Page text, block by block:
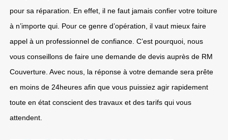
pour sa réparation. En effet, il ne faut jamais confier votre toiture
à n’importe qui. Pour ce genre d’opération, il vaut mieux faire
appel à un professionnel de confiance. C’est pourquoi, nous
vous conseillons de faire une demande de devis auprès de RM
Couverture. Avec nous, la réponse à votre demande sera prête
en moins de 24heures afin que vous puissiez agir rapidement
toute en état conscient des travaux et des tarifs qui vous
attendent.